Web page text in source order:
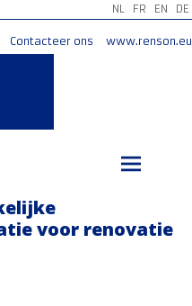
NL FR EN DE
Contacteer ons www.renson.eu
voor renovatie